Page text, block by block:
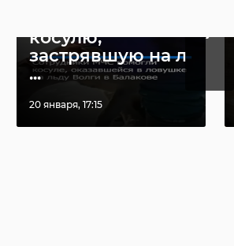
косулю,
застрявшую на л
...
20 января, 17:15
›